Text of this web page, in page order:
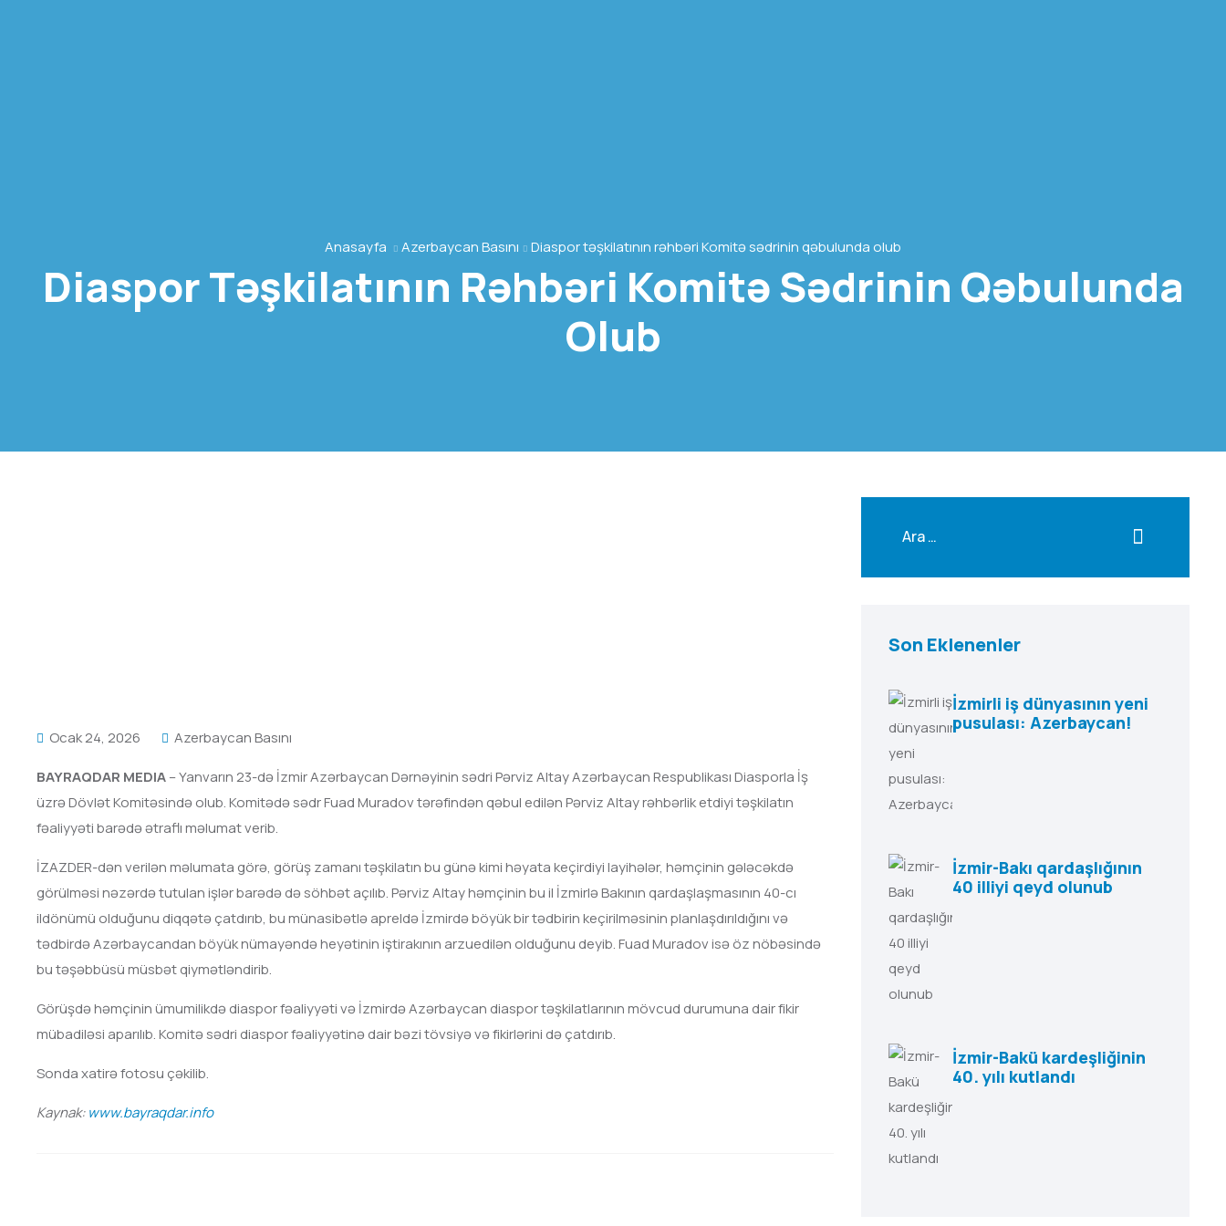
Anasayfa Azerbaycan Basını Diaspor təşkilatının rəhbəri Komitə sədrinin qəbulunda olub
Diaspor Təşkilatının Rəhbəri Komitə Sədrinin Qəbulunda
Olub
Ocak 24, 2026 Azerbaycan Basını
BAYRAQDAR MEDIA– Yanvarın 23-də İzmir Azərbaycan Dərnəyinin sədri Pərviz Altay Azərbaycan Respublikası Diasporla İş
üzrə Dövlət Komitəsində olub. Komitədə sədr Fuad Muradov tərəfindən qəbul edilən Pərviz Altay rəhbərlik etdiyi təşkilatın
fəaliyyəti barədə ətraflı məlumat verib.
İZAZDER-dən verilən məlumata görə, görüş zamanı təşkilatın bu günə kimi həyata keçirdiyi layihələr, həmçinin gələcəkdə
görülməsi nəzərdə tutulan işlər barədə də söhbət açılıb. Pərviz Altay həmçinin bu il İzmirlə Bakının qardaşlaşmasının 40-cı
ildönümü olduğunu diqqətə çatdırıb, bu münasibətlə apreldə İzmirdə böyük bir tədbirin keçirilməsinin planlaşdırıldığını və
tədbirdə Azərbaycandan böyük nümayəndə heyətinin iştirakının arzuedilən olduğunu deyib. Fuad Muradov isə öz nöbəsində
bu təşəbbüsü müsbət qiymətləndirib.
Görüşdə həmçinin ümumilikdə diaspor fəaliyyəti və İzmirdə Azərbaycan diaspor təşkilatlarının mövcud durumuna dair fikir
mübadiləsi aparılıb. Komitə sədri diaspor fəaliyyətinə dair bəzi tövsiyə və fikirlərini də çatdırıb.
Sonda xatirə fotosu çəkilib.
Kaynak:www.bayraqdar.info
Son Eklenenler
İzmirli iş dünyasının yeni
pusulası: Azerbaycan!
İzmir-Bakı qardaşlığının
40 illiyi qeyd olunub
İzmir-Bakü kardeşliğinin
40. yılı kutlandı